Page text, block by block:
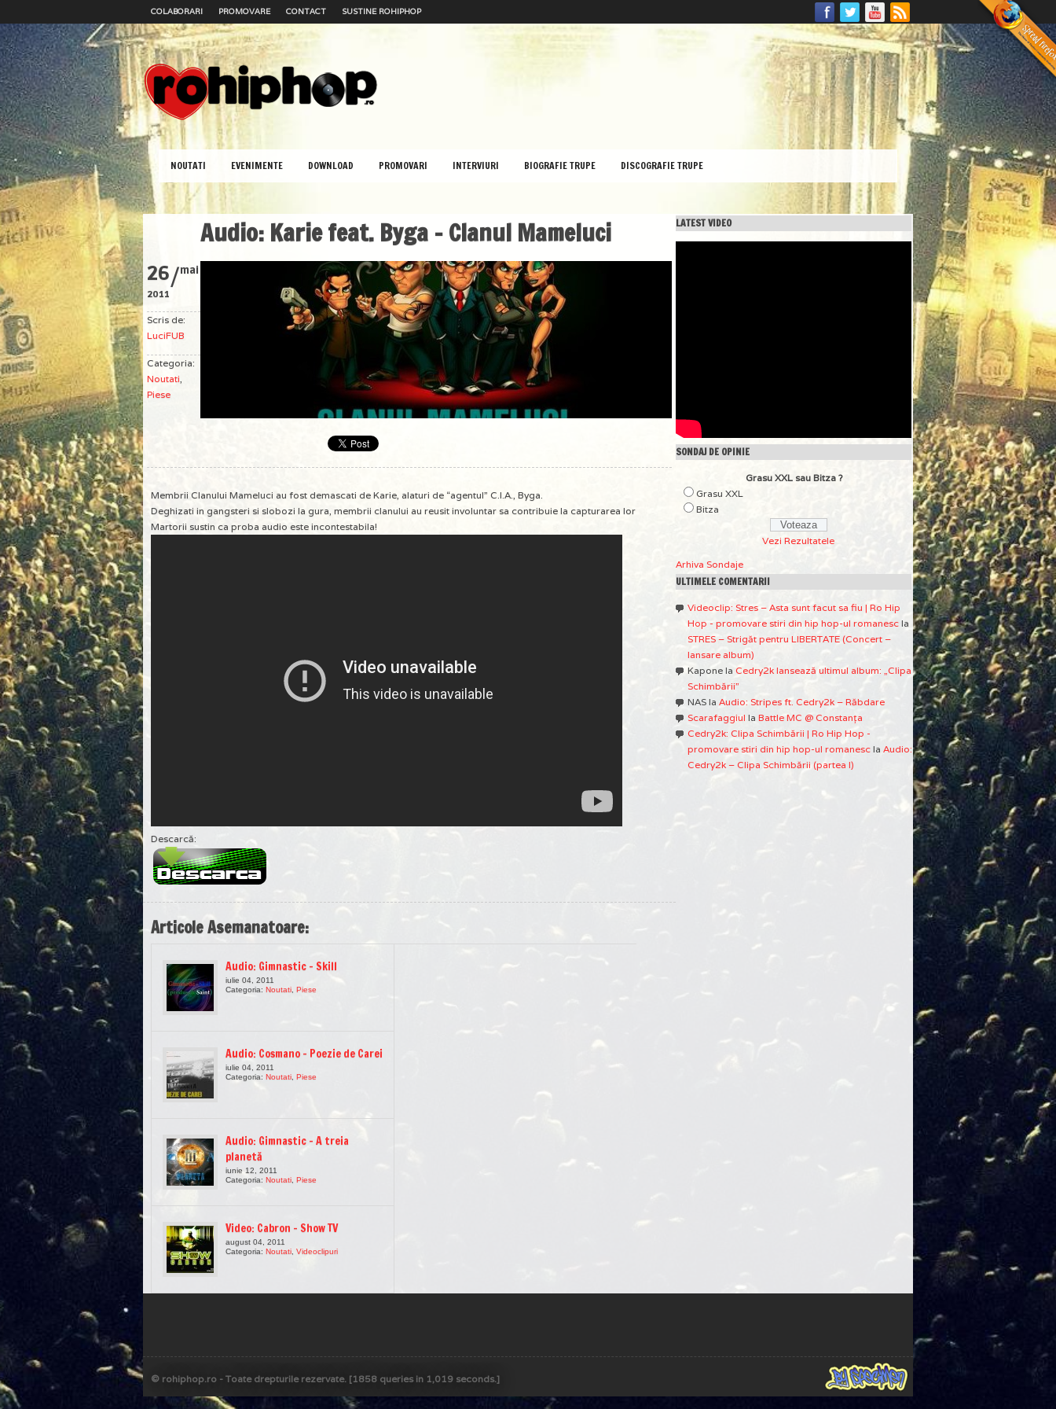
COLABORARI PROMOVARE CONTACT SUSTINE ROHIPHOP
NOUTATI EVENIMENTE DOWNLOAD PROMOVARI INTERVIURI BIOGRAFIE TRUPE DISCOGRAFIE TRUPE
Audio: Karie feat. Byga – Clanul Mameluci
26/mai
2011
Scris de:
LuciFUB
Categoria:
Noutati,
Piese
Membrii Clanului Mameluci au fost demascati de Karie, alaturi de “agentul” C.I.A., Byga.
Deghizati in gangsteri si slobozi la gura, membrii clanului au reusit involuntar sa contribuie la capturarea lor
Martorii sustin ca proba audio este incontestabila!
Descarcă:
Articole Asemanatoare:
Audio: Gimnastic – Skill
iulie 04, 2011
Categoria: Noutati Piese
Audio: Cosmano – Poezie de Carei
iulie 04, 2011
Categoria: Noutati Piese
Audio: Gimnastic – A treia
planetă
iunie 12, 2011
Categoria: Noutati Piese
Video: Cabron – Show TV
august 04, 2011
Categoria: Noutati Videoclipuri
LATEST VIDEO
SONDAJ DE OPINIE
Grasu XXL sau Bitza ?
Grasu XXL
Bitza
Vezi Rezultatele
Arhiva Sondaje
ULTIMELE COMENTARII
Videoclip: Stres – Asta sunt facut sa fiu | Ro Hip
Hop - promovare stiri din hip hop-ul romanesc la
STRES – Strigăt pentru LIBERTATE (Concert –
lansare album)
Kapone la Cedry2k lansează ultimul album: „Clipa
Schimbării”
NAS la Audio: Stripes ft. Cedry2k – Răbdare
Scarafaggiul la Battle MC @ Constanţa
Cedry2k: Clipa Schimbării | Ro Hip Hop -
promovare stiri din hip hop-ul romanesc la Audio:
Cedry2k – Clipa Schimbării (partea I)
© rohiphop.ro - Toate drepturile rezervate. [1858 queries in 1,019 seconds.]